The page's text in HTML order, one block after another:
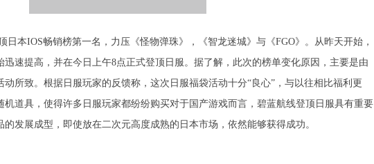
日本IOS畅销榜第一名，力压《怪物弹珠》，《智龙迷城》与《FGO》。从昨天开始，
迅速提高，并在今日上午8点正式登顶日服。据了解，此次的榜单变化原因，主要是由
所致。根据日服玩家的反馈称，这次日服福袋活动十分“良心”，与以往相比福利更
机道具，使得许多日服玩家都纷纷购买对于国产游戏而言，碧蓝航线登顶日服具有重要
发展成型，即使放在二次元高度成熟的日本市场，依然能够获得成功。